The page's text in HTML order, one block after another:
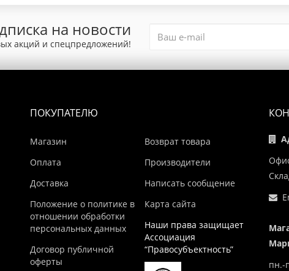
на новости
акций и спецпредложений!
ПОКУПАТЕЛЮ
Магазин
Оплата
Доставка
Положение о политике в
отношении обработки
персональных данных
Договор публичной
оферты
Возврат товара
Производители
Написать сообщение
Карта сайта
Наши права защищает
Ассоциация
“Правосубъектность”
пн.-